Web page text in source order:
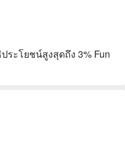
ระโยชน์สูงสุดถึง 3% Fun